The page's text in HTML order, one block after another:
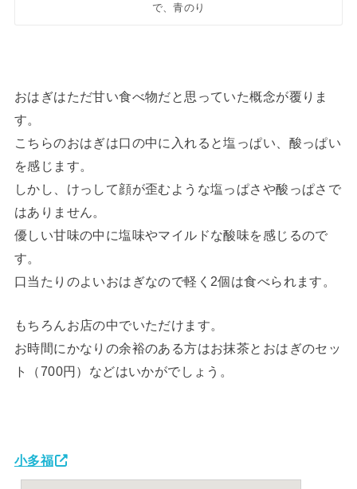
で、青のり
おはぎはただ甘い食べ物だと思っていた概念が覆りま
す。
こちらのおはぎは口の中に入れると塩っぱい、酸っぱい
を感じます。
しかし、けっして顔が歪むような塩っぱさや酸っぱさで
はありません。
優しい甘味の中に塩味やマイルドな酸味を感じるので
す。
口当たりのよいおはぎなので軽く2個は食べられます。
もちろんお店の中でいただけます。
お時間にかなりの余裕のある方はお抹茶とおはぎのセッ
ト（700円）などはいかがでしょう。
小多福